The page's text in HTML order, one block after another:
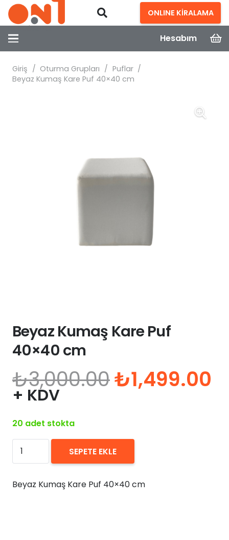
ONLINE KİRALAMA
Hesabım
Giriş / Oturma Grupları / Puflar /
Beyaz Kumaş Kare Puf 40×40 cm
Beyaz Kumaş Kare Puf
40×40 cm
₺3,000.00Orijinal
fiyat:
₺1,499.00
+ KDV
20 adet stokta
Beyaz
Kumaş
Puf
SEPETE EKLE
Beyaz Kumaş Kare Puf 40×40 cm